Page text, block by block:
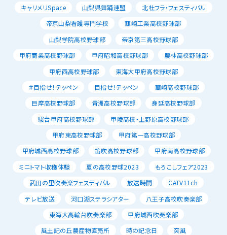
キャリメリSpace 山梨県舞踊連盟
北杜フラ・フェスティバル
帝京山梨看護専門学校
韮崎工業高校野球部
山梨学院高校野球部
帝京第三高校野球部
甲府商業高校野球部
甲府昭和高校野球部
農林高校野球部
甲府西高校野球部
東海大甲府高校野球部
＃目指せ！テッペン
目指せ！テッペン
韮崎高校野球部
巨摩高校野球部
青洲高校野球部
身延高校野球部
駿台甲府高校野球部
甲陵高校・上野原高校野球部
甲府東高校野球部
甲府第一高校野球部
甲府城西高校野球部
笛吹高校野球部
甲府南高校野球部
ミニトマト収穫体験
夏の高校野球2023
もろこしフェア2023
武田の里吹奏楽フェスティバル
放送時間
CATV11ch
テレビ放送
河口湖ステラシアター
八王子高校吹奏楽部
東海大高輪台吹奏楽部
甲府城西吹奏楽部
風土記の丘農産物直売所
時の記念日
突風